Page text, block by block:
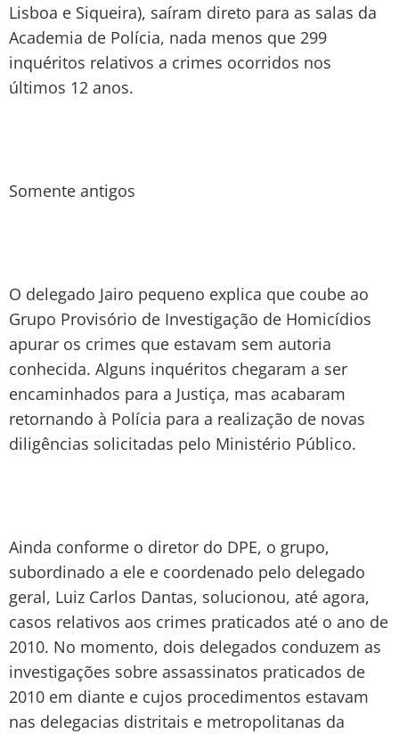
Lisboa e Siqueira), saíram direto para as salas da
Academia de Polícia, nada menos que 299
inquéritos relativos a crimes ocorridos nos
últimos 12 anos.
Somente antigos
O delegado Jairo pequeno explica que coube ao
Grupo Provisório de Investigação de Homicídios
apurar os crimes que estavam sem autoria
conhecida. Alguns inquéritos chegaram a ser
encaminhados para a Justiça, mas acabaram
retornando à Polícia para a realização de novas
diligências solicitadas pelo Ministério Público.
Ainda conforme o diretor do DPE, o grupo,
subordinado a ele e coordenado pelo delegado
geral, Luiz Carlos Dantas, solucionou, até agora,
casos relativos aos crimes praticados até o ano de
2010. No momento, dois delegados conduzem as
investigações sobre assassinatos praticados de
2010 em diante e cujos procedimentos estavam
nas delegacias distritais e metropolitanas da